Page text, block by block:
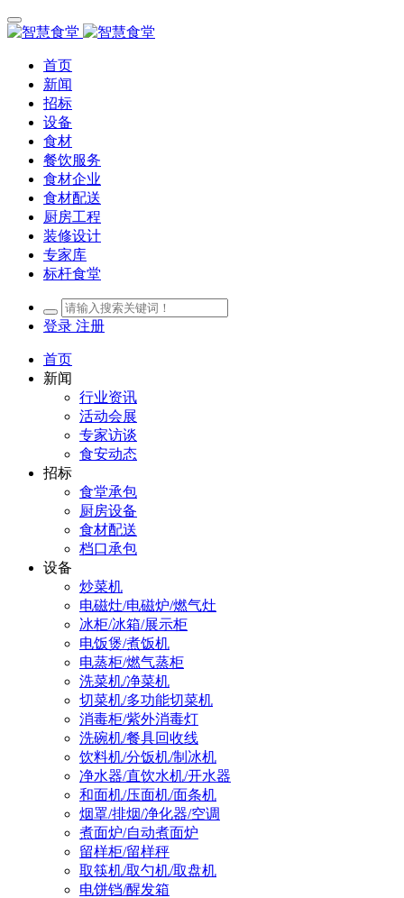
首页
新闻
招标
设备
食材
餐饮服务
食材企业
食材配送
厨房工程
装修设计
专家库
标杆食堂
登录 注册
首页
新闻
行业资讯
活动会展
专家访谈
食安动态
招标
食堂承包
厨房设备
食材配送
档口承包
设备
炒菜机
电磁灶/电磁炉/燃气灶
冰柜/冰箱/展示柜
电饭煲/煮饭机
电蒸柜/燃气蒸柜
洗菜机/净菜机
切菜机/多功能切菜机
消毒柜/紫外消毒灯
洗碗机/餐具回收线
饮料机/分饭机/制冰机
净水器/直饮水机/开水器
和面机/压面机/面条机
烟罩/排烟/净化器/空调
煮面炉/自动煮面炉
留样柜/留样秤
取筷机/取勺机/取盘机
电饼铛/醒发箱